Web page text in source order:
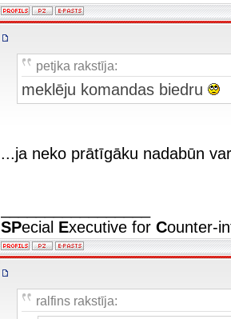
petjka rakstīja:
meklēju komandas biedru
...ja neko prātīgāku nadabūn
SPecial Executive for Counter-
ralfins rakstīja: